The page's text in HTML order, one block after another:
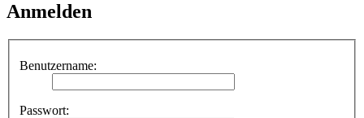
Anmelden
Benutzername:
Passwort: